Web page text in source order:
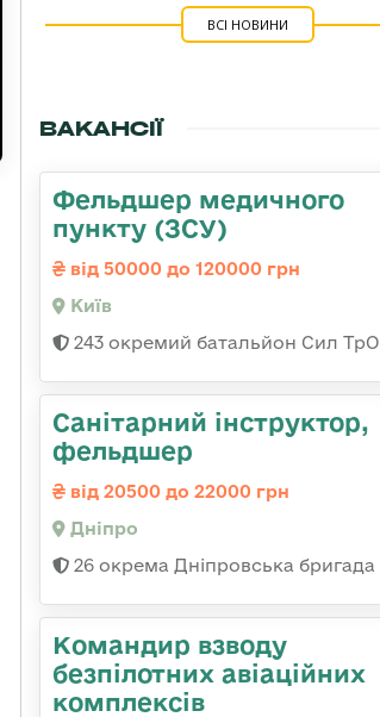
ВСІ НОВИНИ
ВАКАНСІЇ
Фельдшер медичного
пункту (ЗСУ)
від 50000 до 120000 грн
Київ
243 окремий батальйон Сил ТрО
Санітарний інструктор,
фельдшер
від 20500 до 22000 грн
Дніпро
26 окрема Дніпровська бригада
Командир взводу
безпілотних авіаційних
комплексів